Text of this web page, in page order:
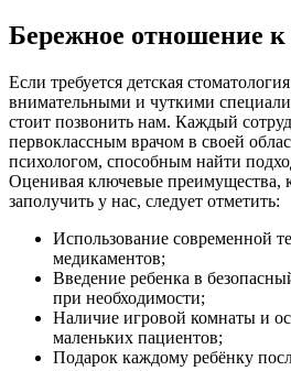
Бережное отношение
Если требуется детская
внимательными и чуткими
стоит позвонить нам. Каждый
первоклассным врачом в своей
психологом, способным найти
Оценивая ключевые преимущества,
заполучить у нас, следует отметить:
Использование современной
медикаментов;
Введение ребенка в
при необходимости;
Наличие игровой комнаты и
маленьких пациентов;
Подарок каждому ребёнку